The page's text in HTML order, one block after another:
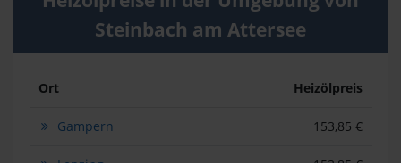
Steinbach am Attersee
Ort Heizölpreis
Gampern 153,85 €